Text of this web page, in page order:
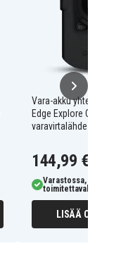
Vara-akku
Edge Explore Charge-
varavirtalähde
144,99 €
Varastossa, heti
toimitettavaksi
LISÄÄ